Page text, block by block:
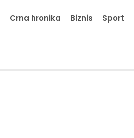
Crna hronika Biznis Sport